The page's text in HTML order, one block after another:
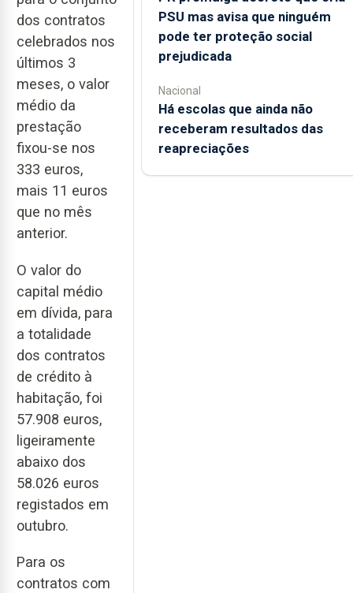
dos contratos
celebrados nos
últimos 3
meses, o valor
médio da
prestação
fixou-se nos
333 euros,
mais 11 euros
que no mês
anterior.
O valor do
capital médio
em dívida, para
a totalidade
dos contratos
de crédito à
habitação, foi
57.908 euros,
ligeiramente
abaixo dos
58.026 euros
registados em
outubro.
Para os
contratos com
PSU mas avisa que ninguém
pode ter proteção social
prejudicada
Nacional
Há escolas que ainda não
receberam resultados das
reapreciações